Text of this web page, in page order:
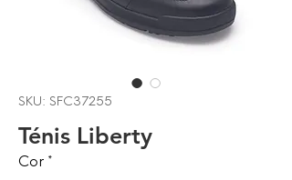
SKU: SFC37255
Ténis Liberty
Cor *